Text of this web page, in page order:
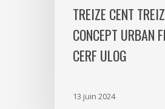
ULOGTREIZE CENT
CONCEPT URBAN
CERF ULOG
13 juin 2024